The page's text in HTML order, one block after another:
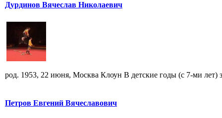
Дурдинов Вячеслав Николаевич
род. 1953, 22 июня, Москва Клоун В детские годы (с 7-ми лет)
Петров Евгений Вячеславович